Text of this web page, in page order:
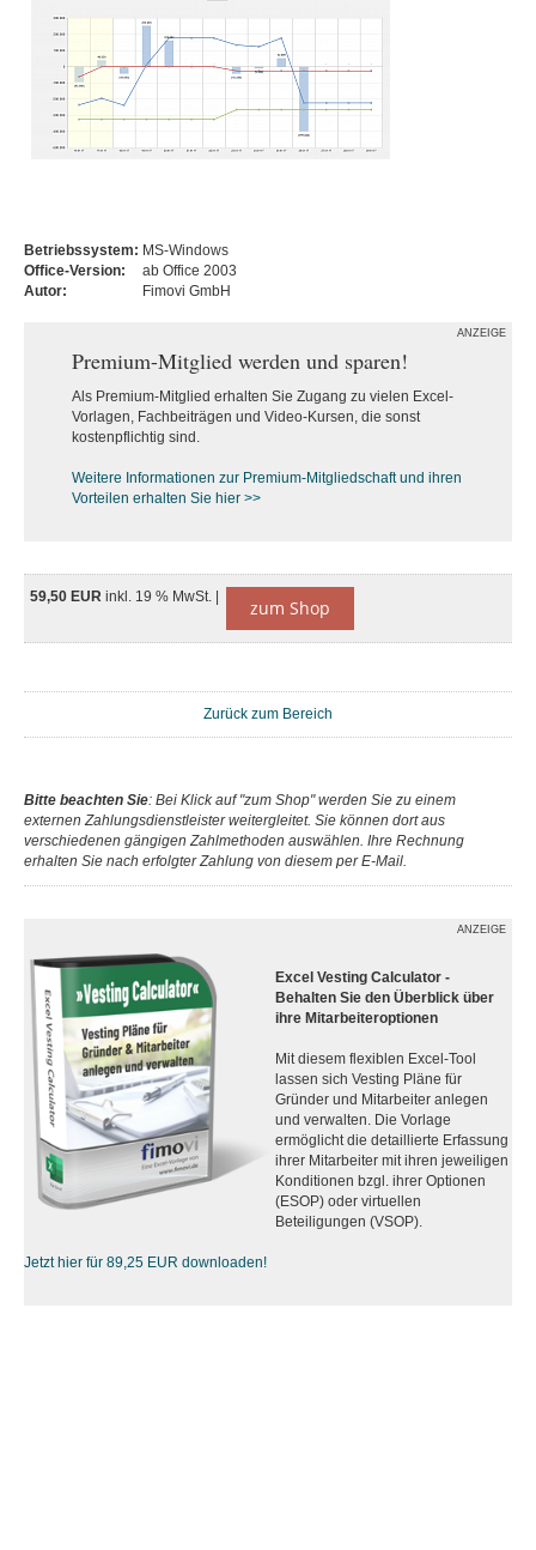
Betriebssystem: MS-Windows
Office-Version:
ab Office 2003
Autor:
Fimovi GmbH
ANZEIGE
Premium-Mitglied werden und sparen!
Als Premium-Mitglied erhalten Sie Zugang zu vielen Excel-
Vorlagen, Fachbeiträgen und Video-Kursen, die sonst
kostenpflichtig sind.
Weitere Informationen zur Premium-Mitgliedschaft und ihren
Vorteilen erhalten Sie hier >>
59,50 EUR inkl. 19 % MwSt. | zum Shop
Zurück zum Bereich
Bitte beachten Sie: Bei Klick auf "zum Shop" werden Sie zu einem
externen Zahlungsdienstleister weitergleitet. Sie können dort aus
verschiedenen gängigen Zahlmethoden auswählen. Ihre Rechnung
erhalten Sie nach erfolgter Zahlung von diesem per E-Mail.
ANZEIGE
Excel Vesting Calculator -
Behalten Sie den Überblick über
ihre Mitarbeiteroptionen
Mit diesem flexiblen Excel-Tool
lassen sich Vesting Pläne für
Gründer und Mitarbeiter anlegen
und verwalten. Die Vorlage
ermöglicht die detaillierte Erfassung
ihrer Mitarbeiter mit ihren jeweiligen
Konditionen bzgl. ihrer Optionen
(ESOP) oder virtuellen
Beteiligungen (VSOP).
Jetzt hier für 89,25 EUR downloaden!